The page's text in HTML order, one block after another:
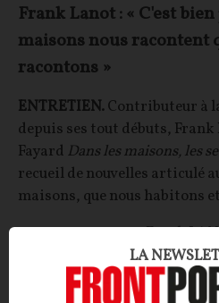
Frank Lanot : « C'est
maisons nous racontent
racontons »
ENTRETIEN.Contributeur à
depuis ses tout débuts,
Fayard Dans les maisons, les
recueil de nouvelles articulé
maisons, que nous habitons
Frank
ECONOMIE SOCIÉTÉ
LA